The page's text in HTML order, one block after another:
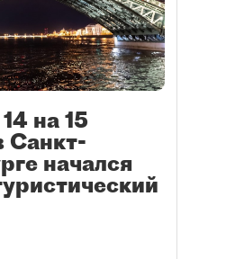
на 15
Санкт-
начался